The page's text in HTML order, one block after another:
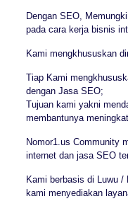
Dengan SEO,
pada cara kerja bisnis
Kami mengkhususkan
Tiap Kami
dengan Jasa SEO;
Tujuan kami yakni
membantunya
Nomor1.us Community
internet dan jasa SEO
Kami berbasis di Luwu
kami menyediakan